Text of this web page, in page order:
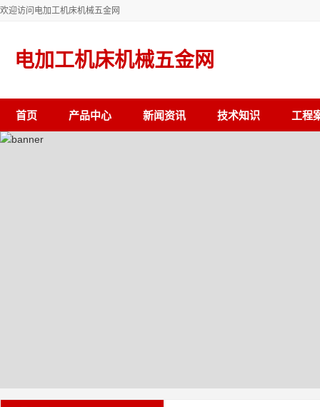
欢迎访问电加工机床机械五金网
电加工机床机械五金网
首页 产品中心 新闻资讯 技术知识 工程